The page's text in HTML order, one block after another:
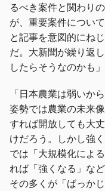
るべき案件と関わり
が、重要案件につい
と記事を意図的にね
だ。大新聞が繰り返
したらそうなのかも
「日本農業は弱いか
姿勢では農業の未来
すれば開放しても大
けだろう。しかし強
では「大規模化によ
れば「強くなる」な
その多くが「ばっか